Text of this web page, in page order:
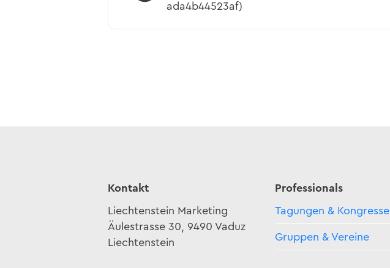
ada4b44523af)
Kontakt
Liechtenstein Marketing
Äulestrasse 30, 9490 Vaduz
Liechtenstein
Professionals
Tagungen & Kongresse
Gruppen & Vereine